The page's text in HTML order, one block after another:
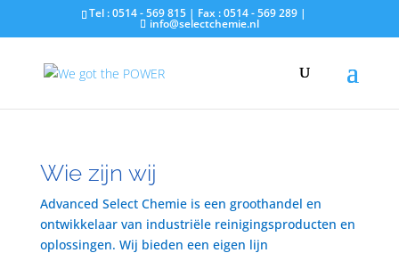
Tel : 0514 - 569 815 | Fax : 0514 - 569 289 |
info@selectchemie.nl
Wie zijn wij
Advanced Select Chemie is een groothandel en
ontwikkelaar van industriële reinigingsproducten en
oplossingen. Wij bieden een eigen lijn